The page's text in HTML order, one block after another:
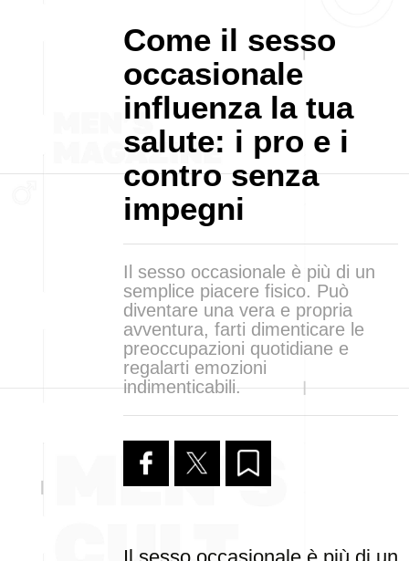
Come il sesso
occasionale
influenza la tua
salute: i pro e i
contro senza
impegni
Il sesso occasionale è più di un
semplice piacere fisico. Può
diventare una vera e propria
avventura, farti dimenticare le
preoccupazioni quotidiane e
regalarti emozioni
indimenticabili.